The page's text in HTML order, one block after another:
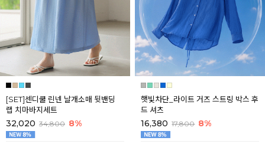
[SET]센디쿨 린넨 날개소매 뒷밴딩
랩 치마바지세트
32,020 34,800 8%
햇빛차단_라이트 거즈 스트링 박스 후
드 셔츠
16,380 17,800 8%